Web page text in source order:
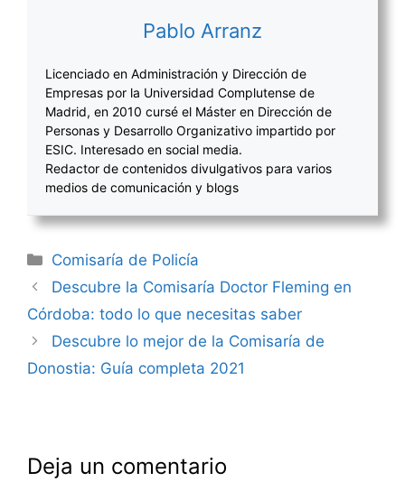
Pablo Arranz
Licenciado en Administración y Dirección de
Empresas por la Universidad Complutense de
Madrid, en 2010 cursé el Máster en Dirección de
Personas y Desarrollo Organizativo impartido por
ESIC. Interesado en social media.
Redactor de contenidos divulgativos para varios
medios de comunicación y blogs
Categorías
Comisaría de Policía
Navegación
de
Descubre la Comisaría Doctor Fleming en
Córdoba: todo lo que necesitas saber
Descubre lo mejor de la Comisaría de
Donostia: Guía completa 2021
Deja un comentario